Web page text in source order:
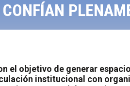
el objetivo de generar
institucional con